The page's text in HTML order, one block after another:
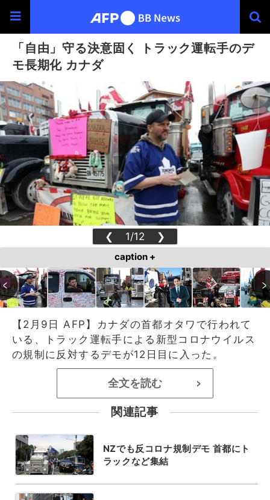
「自由」守る決意固く トラック運転手のデ
モ長期化 カナダ
❮ 1/12 ❯
caption +
【2月9日 AFP】カナダの首都オタワで行われて
いる、トラック運転手による新型コロナウイルス
の規制に反対するデモが12日目に入った。
全文を読む >
関連記事
NZでも反コロナ規制デモ 首都にト
ラックなど集結